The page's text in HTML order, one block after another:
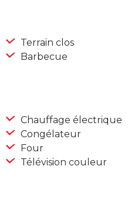
Terrain clos
Barbecue
Chauffage électrique
Congélateur
Four
Télévision couleur